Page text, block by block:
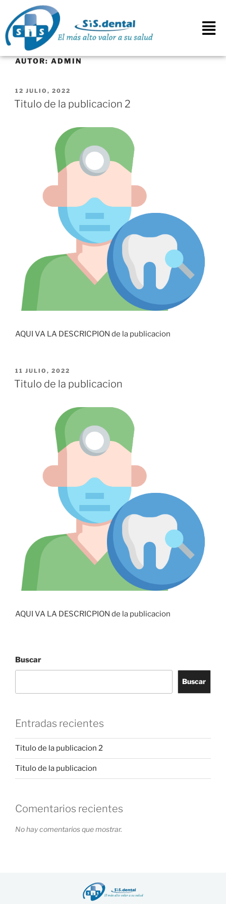
AUTOR:ADMIN
12 JULIO, 2022
Titulo de la publicacion 2
AQUI VA LA DESCRICPION de la publicacion
11 JULIO, 2022
Titulo de la publicacion
AQUI VA LA DESCRICPION de la publicacion
Buscar
Buscar
Entradas recientes
Titulo de la publicacion 2
Titulo de la publicacion
Comentarios recientes
No hay comentarios que mostrar.